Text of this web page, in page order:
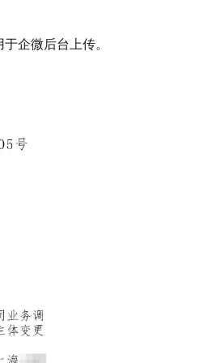
企微后台上传。